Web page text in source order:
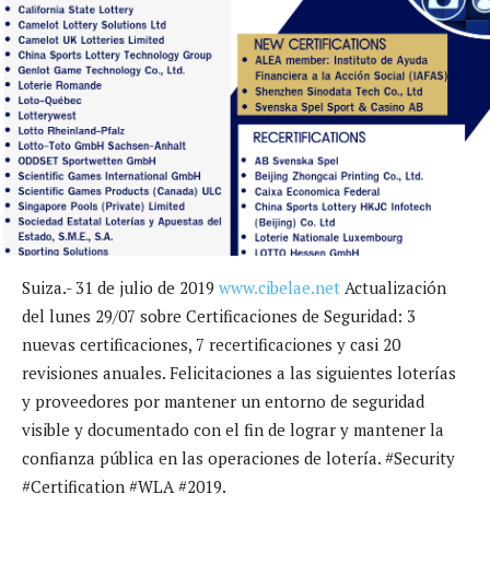
Suiza.- 31 de julio de 2019 www.cibelae.net Actualización
del lunes 29/07 sobre Certificaciones de Seguridad: 3
nuevas certificaciones, 7 recertificaciones y casi 20
revisiones anuales. Felicitaciones a las siguientes loterías
y proveedores por mantener un entorno de seguridad
visible y documentado con el fin de lograr y mantener la
confianza pública en las operaciones de lotería. #Security
#Certification #WLA #2019.